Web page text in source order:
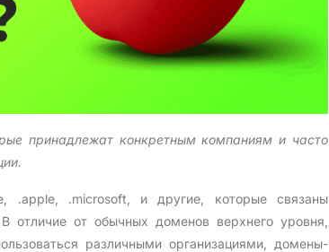
принадлежат конкретным компаниям и часто
.apple, .microsoft, и другие, которые связаны
отличие от обычных доменов верхнего уровня,
различными организациями, домены-